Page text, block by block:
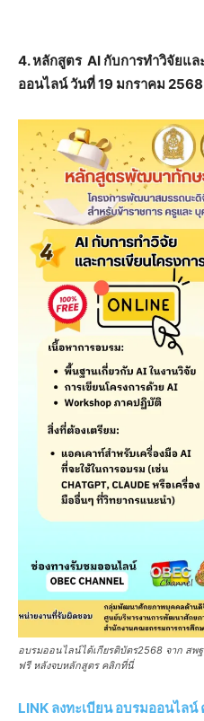
4. หลักสูตร AI กับการทำวิจัยแล
ออนไลน์ วันที่ 19 มกราคม
อบรมออนไลน์ได้เกียรติบัตร2568 จาก สพ
ฟรี หลังจบหลักสูตร คลิกที่นี่
LINK ลงทะเบียน อบรมออนไลน์